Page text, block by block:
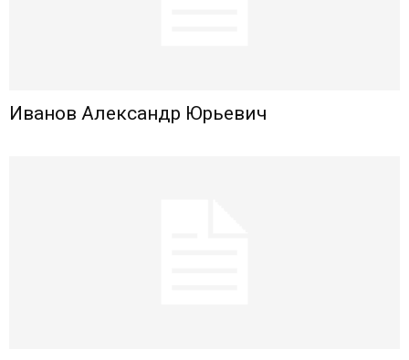
Иванов Александр Юрьевич